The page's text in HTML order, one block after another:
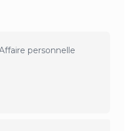
personnelle